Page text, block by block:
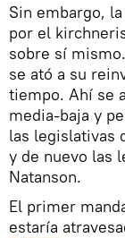
Sin embargo,
por el
sobre sí
se ató a su
tiempo. Ahí se
media-baja y
las legislativas
y de nuevo las
Natanson.
El primer
estaría